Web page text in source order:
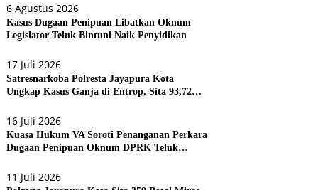
6 Agustus 2026
Kasus Dugaan Penipuan Libatkan Oknum
Legislator Teluk Bintuni Naik Penyidikan
17 Juli 2026
Satresnarkoba Polresta Jayapura Kota
Ungkap Kasus Ganja di Entrop, Sita 93,72
16 Juli 2026
Kuasa Hukum VA Soroti Penanganan Perkara
Dugaan Penipuan Oknum DPRK Teluk
11 Juli 2026